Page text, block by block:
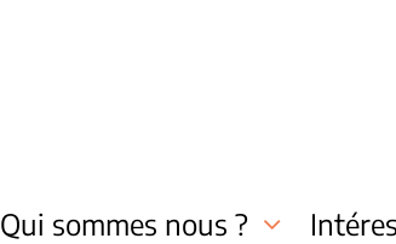
Qui sommes nous ?